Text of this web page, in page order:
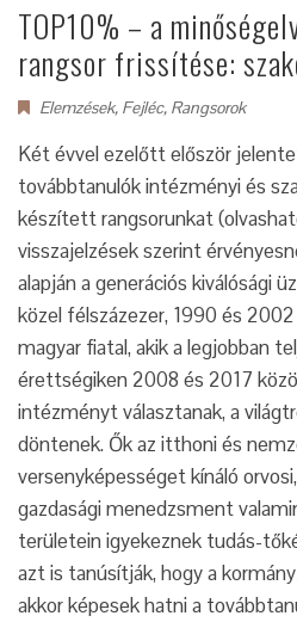
TOP10% – a
rangsor frissítése:
Elemzések, Fejléc, Rangsorok
Két évvel ezelőtt először
továbbtanulók intézményi és
készített rangsorunkat
visszajelzések szerint
alapján a generációs kiválósági
közel félszázezer, 1990 és
magyar fiatal, akik a legjobban
érettségiken 2008 és 2017
intézményt választanak, a
döntenek. Ők az itthoni és
versenyképességet kínáló
gazdasági menedzsment
területein igyekeznek tudás-
azt is tanúsítják, hogy a
akkor képesek hatni a